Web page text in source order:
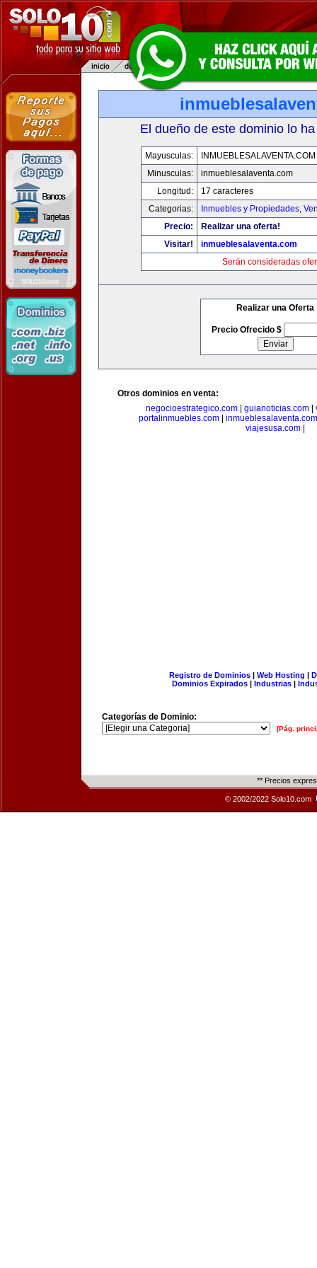
El dueño de este dominio lo
Mayusculas:
INMUEBLESALAVENTA.COM
Minusculas:
inmueblesalaventa.com
Longitud:
17 caracteres
Categorias:
Inmuebles y Propiedades,
Precio:
Realizar una oferta!
Visitar!
inmueblesalaventa.com
Serán consideradas
Realizar una Oferta
Precio Ofrecido $
Otros dominios en venta:
negocioestrategico.com| guianoticias.com|
portalinmuebles.com
inmueblesalaventa.com
viajesusa.com
Registro de Dominios| Web Hosting |
Dominios Expirados | Industrias |
Categorías de Dominio:
[Pág.
** Precios
© 2002/2022 Solo10.com